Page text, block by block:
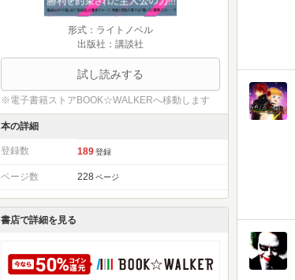
形式：ライトノベル
出版社：講談社
試し読みする
※電子書籍ストアBOOK☆WALKERへ移動します
本の詳細
登録数 189 登録
ページ数 228 ページ
書店で詳細を見る